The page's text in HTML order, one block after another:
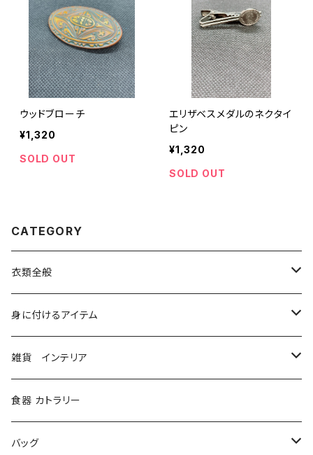
ウッドブローチ
¥1,320
SOLD OUT
エリザベスメダルのネクタイ
ピン
¥1,320
SOLD OUT
CATEGORY
衣類全般
コルセット
シャツ、ブラウス
ジャケット、コート
ボトム、スカート
身に付けるアイテム
ベルト ハーネス
グローブ
メガネ、ゴーグル
雑貨 インテリア
本
ステーショナリー
食器 カトラリー
バッグ